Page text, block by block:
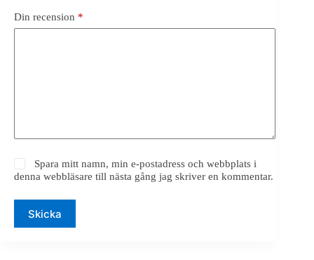
Din recension *
Spara mitt namn, min e-postadress och webbplats i
denna webbläsare till nästa gång jag skriver en kommentar.
Skicka